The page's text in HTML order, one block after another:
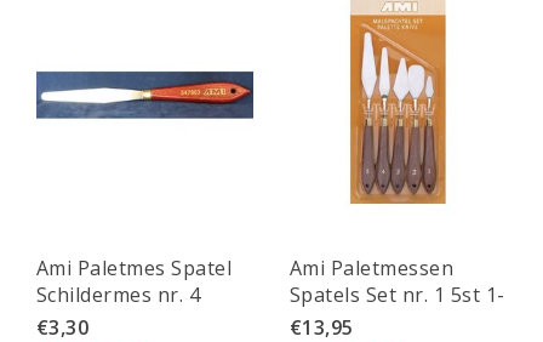
Ami Paletmes Spatel
Schildermes nr. 4
€3,30
Ami Paletmessen
Spatels Set nr. 1 5st 1-
5
€13,95